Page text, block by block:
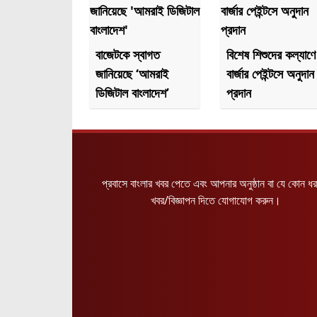
বাজেটকে স্বাগত
জানিয়েছে ‘আমরাই
ডিজিটাল বাংলাদেশ’
বিশেষ শিশুদের কল্যাণে
বার্জার পেইন্টসে অনুদান
প্রদান
প্রবাসে বাংলার খবর পেতে এবং আপনার অনুষ্ঠান বা যে কোন
খবর/বিজ্ঞাপন দিতে যোগাযোগ করুন।